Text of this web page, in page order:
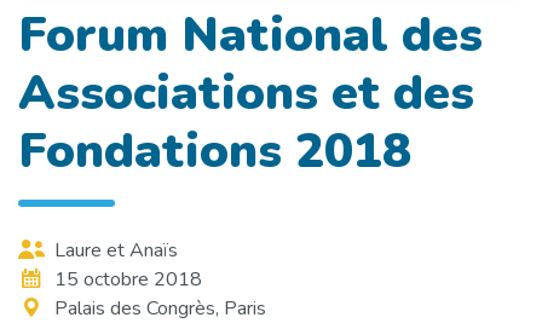
Forum National des
Associations et des
Fondations 2018
Laure et Anaïs
15 octobre 2018
Palais des Congrès, Paris